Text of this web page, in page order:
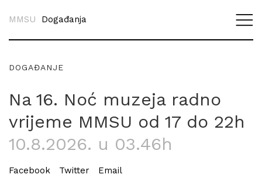
MMSU Događanja
DOGAĐANJE
Na 16. Noć muzeja radno
vrijeme MMSU od 17 do 22h
10.8.2026. u 03.46h
Facebook Twitter Email